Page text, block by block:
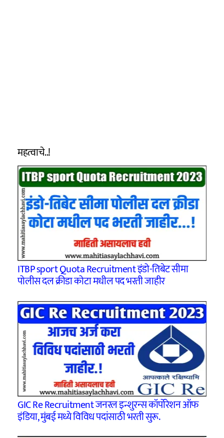
महत्वाचे..!
ITBP sport Quota Recruitment इंडो-तिबेट सीमा
पोलीस दल क्रीडा कोटा मधील पद भरती जाहीर
GIC Re Recruitment जनरल इन्शुरन्स कॉर्पोरेशन ऑफ
इंडिया, मुंबई मध्ये विविध पदांसाठी भरती सुरू.